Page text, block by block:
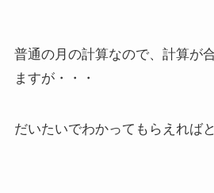
普通の月の計算なので、計算が
ますが・・・
だいたいでわかってもらえれば